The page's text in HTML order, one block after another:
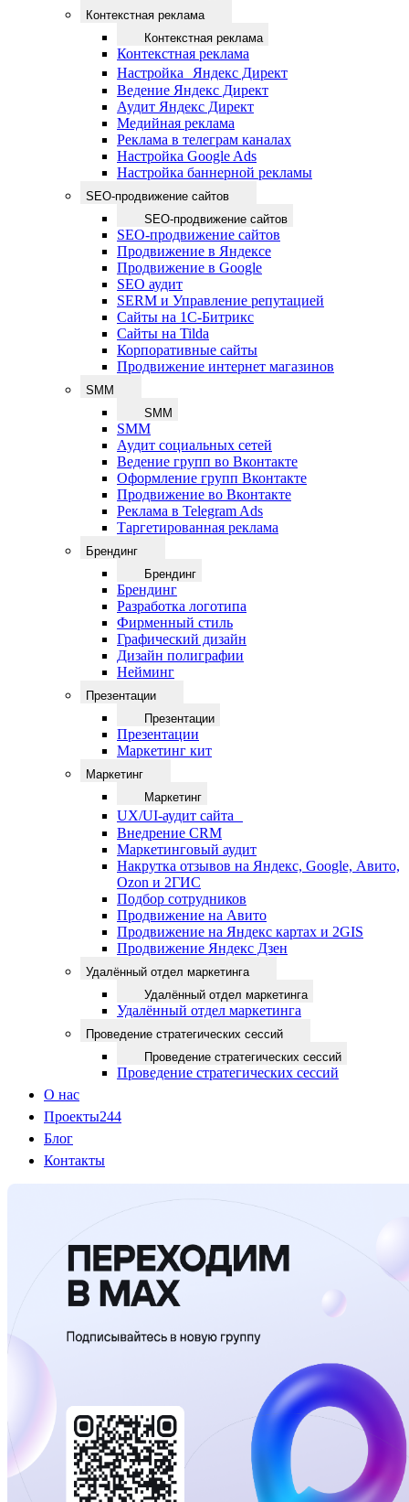
Контекстная реклама
Контекстная реклама
Контекстная реклама
Настройка Яндекс Директ
Ведение Яндекс Директ
Аудит Яндекс Директ
Медийная реклама
Реклама в телеграм каналах
Настройка Google Ads
Настройка баннерной рекламы
SEO-продвижение сайтов
SEO-продвижение сайтов
SEO-продвижение сайтов
Продвижение в Яндексе
Продвижение в Google
SEO аудит
SERM и Управление репутацией
Сайты на 1С-Битрикс
Сайты на Tilda
Корпоративные сайты
Продвижение интернет магазинов
SMM
SMM
SMM
Аудит социальных сетей
Ведение групп во Вконтакте
Оформление групп Вконтакте
Продвижение во Вконтакте
Реклама в Telegram Ads
Таргетированная реклама
Брендинг
Брендинг
Брендинг
Разработка логотипа
Фирменный стиль
Графический дизайн
Дизайн полиграфии
Нейминг
Презентации
Презентации
Презентации
Маркетинг кит
Маркетинг
Маркетинг
UX/UI-аудит сайта
Внедрение CRM
Маркетинговый аудит
Накрутка отзывов на Яндекс, Google, Авито,
Ozon и 2ГИС
Подбор сотрудников
Продвижение на Авито
Продвижение на Яндекс картах и 2GIS
Продвижение Яндекс Дзен
Удалённый отдел маркетинга
Удалённый отдел маркетинга
Удалённый отдел маркетинга
Проведение стратегических сессий
Проведение стратегических сессий
Проведение стратегических сессий
О нас
Проекты244
Блог
Контакты